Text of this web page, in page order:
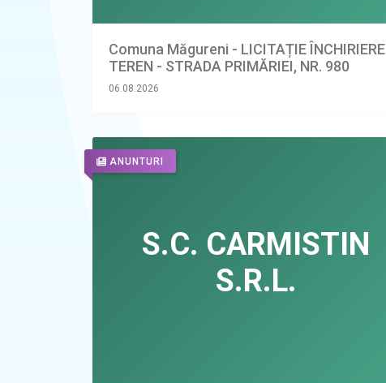
Comuna Măgureni - LICITAȚIE ÎNCHIRIERE
TEREN - STRADA PRIMĂRIEI, NR. 980
06.08.2026
ANUNTURI